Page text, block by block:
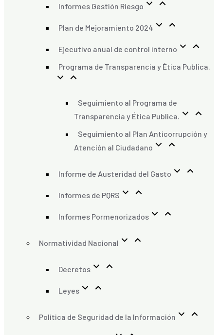
Informes Gestión Riesgo
Plan de Mejoramiento 2024
Ejecutivo anual de control interno
Programa de Transparencia y Ética Publica.
Seguimiento al Programa de
Transparencia y Ética Publica.
Seguimiento al Plan Anticorrupción y
Atención al Ciudadano
Informe de Austeridad del Gasto
Informes de PQRS
Informes Pormenorizados
Normatividad Nacional
Decretos
Leyes
Política de Seguridad de la Información